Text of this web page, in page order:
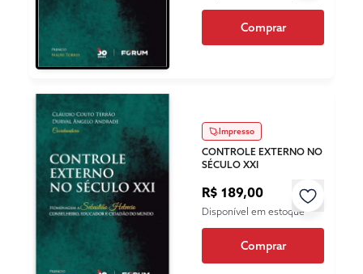
Comprar
Impresso
CONTROLE EXTERNO NO
SÉCULO XXI
R$ 189,00
Disponível em estoque
Comprar